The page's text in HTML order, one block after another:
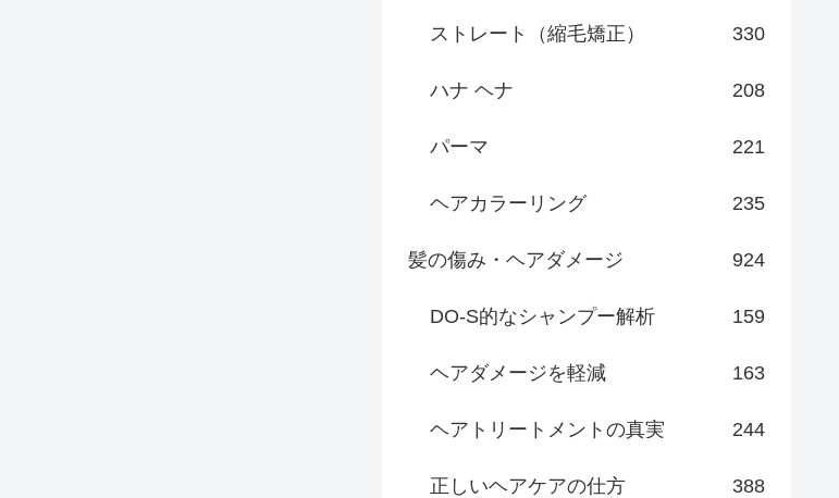
ストレート（縮毛矯正） 330
ハナ ヘナ 208
パーマ 221
ヘアカラーリング 235
髪の傷み・ヘアダメージ 924
DO-S的なシャンプー解析 159
ヘアダメージを軽減 163
ヘアトリートメントの真実 244
正しいヘアケアの仕方 388